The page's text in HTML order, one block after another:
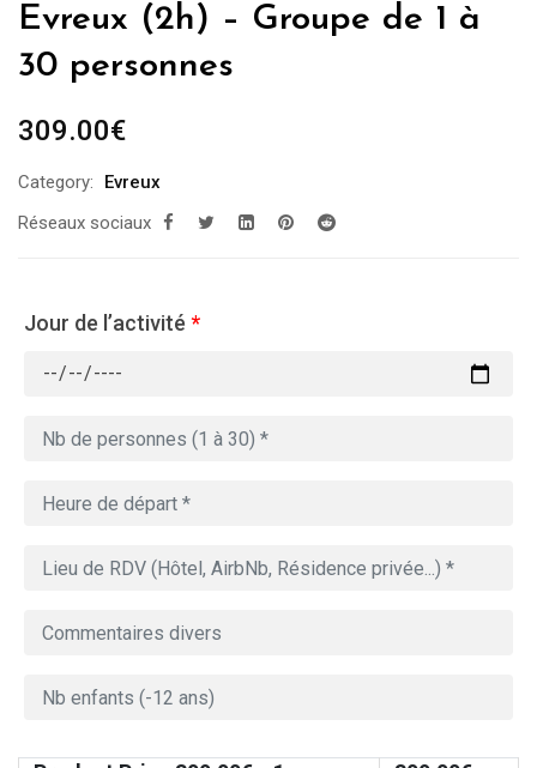
Evreux (2h) – Groupe de 1 à
30 personnes
309.00€
Category:
Evreux
Réseaux sociaux
Jour de l’activité *